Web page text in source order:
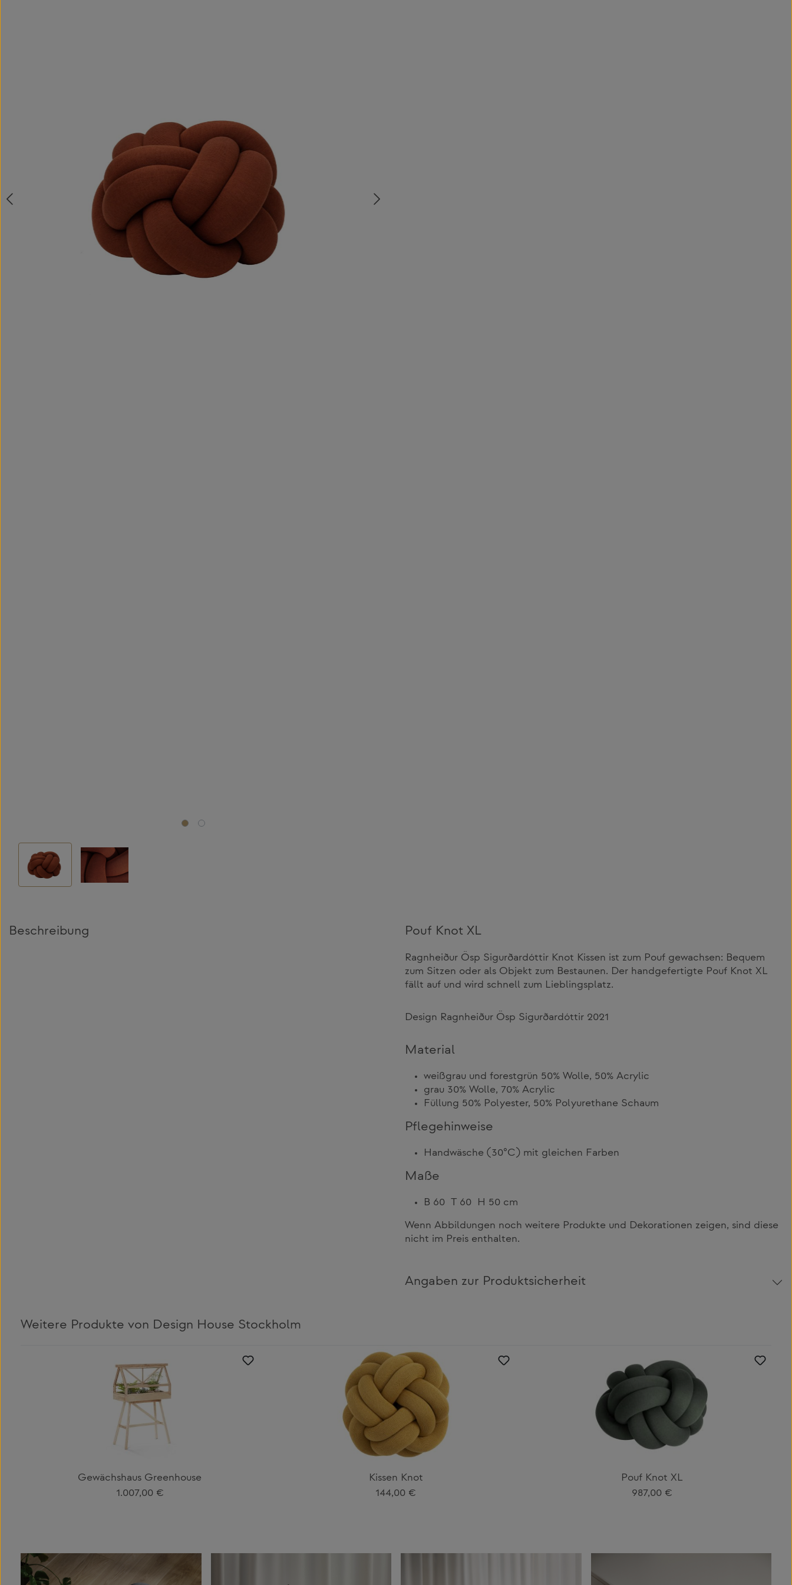
Beschreibung Pouf Knot XL
Ragnheiður Ösp Sigurðardóttir Knot Kissen ist zum Pouf gewachsen: Bequem
zum Sitzen oder als Objekt zum Bestaunen. Der handgefertigte Pouf Knot XL
fällt auf und wird schnell zum Lieblingsplatz.
Design Ragnheiður Ösp Sigurðardóttir 2021
Material
weißgrau und forestgrün 50% Wolle, 50% Acrylic
grau 30% Wolle, 70% Acrylic
Füllung 50% Polyester, 50% Polyurethane Schaum
Pflegehinweise
Handwäsche (30°C) mit gleichen Farben
Maße
B 60 T 60 H 50 cm
Wenn Abbildungen noch weitere Produkte und Dekorationen zeigen, sind diese
nicht im Preis enthalten.
Angaben zur Produktsicherheit
Weitere Produkte von Design House Stockholm
Gewächshaus Greenhouse
Regulärer Preis:
1.007,00 €
Kissen Knot
Regulärer Preis:
144,00 €
Pouf Knot XL
Regulärer Preis:
987,00 €